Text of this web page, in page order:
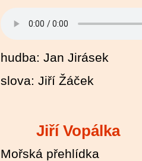
hudba: Jan Jirásek
slova: Jiří Žáček
Jiří Vopálka
Mořská přehlídka